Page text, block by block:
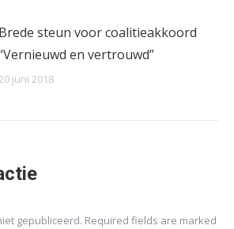
Brede steun voor coalitieakkoord
en vertrouwd”
juni 2018
gepubliceerd. Required fields are marked